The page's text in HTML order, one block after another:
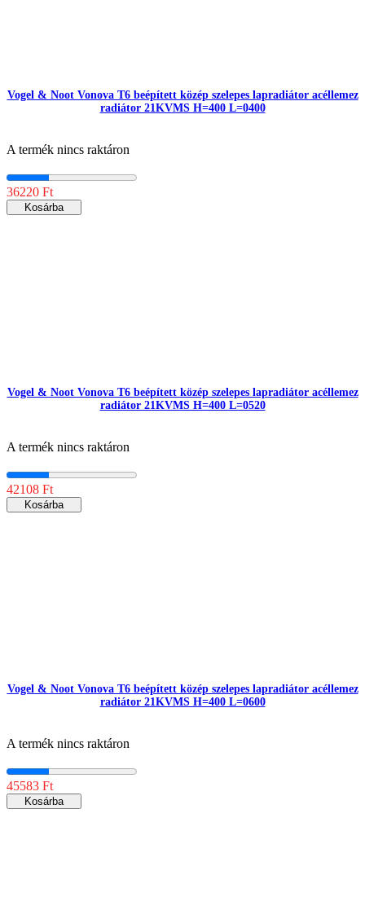
Vogel & Noot Vonova T6 beépített közép szelepes lapradiátor acéllemez
radiátor 21KVMS H=400 L=0400
A termék nincs raktáron
36220 Ft
Kosárba
Vogel & Noot Vonova T6 beépített közép szelepes lapradiátor acéllemez
radiátor 21KVMS H=400 L=0520
A termék nincs raktáron
42108 Ft
Kosárba
Vogel & Noot Vonova T6 beépített közép szelepes lapradiátor acéllemez
radiátor 21KVMS H=400 L=0600
A termék nincs raktáron
45583 Ft
Kosárba